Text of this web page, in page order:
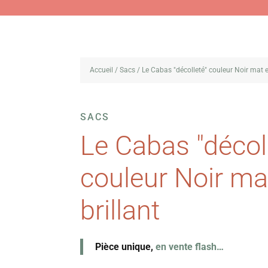
Accueil /Sacs / Le Cabas "décolleté" couleur Noir mat
SACS
Le Cabas
couleur Noir
brillant
Pièce unique,en vente flash…